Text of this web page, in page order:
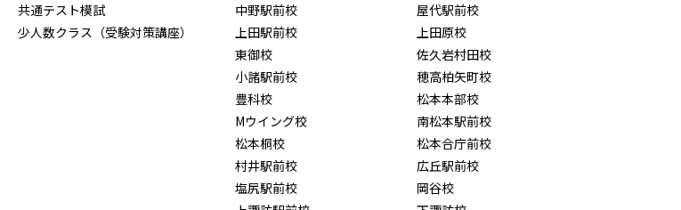
共通テスト模試
少人数クラス（受験対策講座）
中野駅前校
屋代駅前校
上田駅前校
上田原校
東御校
佐久岩村田校
小諸駅前校
穂高柏矢町校
豊科校
松本本部校
Mウイング校
南松本駅前校
松本桐校
松本合庁前校
村井駅前校
広丘駅前校
塩尻駅前校
岡谷校